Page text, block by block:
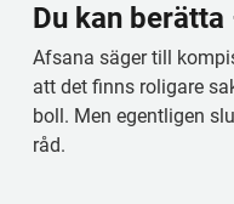
Du kan
Afsana säger till
att det finns roligare
boll. Men egentligen
råd.